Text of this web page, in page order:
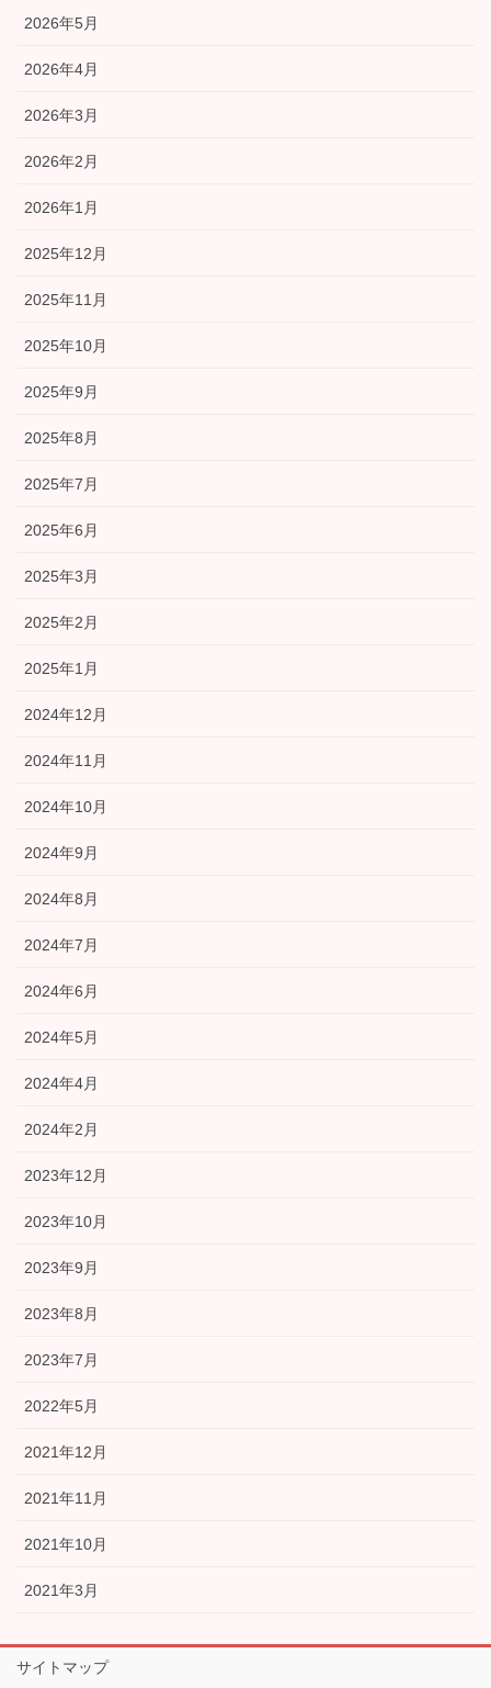
2026年5月
2026年4月
2026年3月
2026年2月
2026年1月
2025年12月
2025年11月
2025年10月
2025年9月
2025年8月
2025年7月
2025年6月
2025年3月
2025年2月
2025年1月
2024年12月
2024年11月
2024年10月
2024年9月
2024年8月
2024年7月
2024年6月
2024年5月
2024年4月
2024年2月
2023年12月
2023年10月
2023年9月
2023年8月
2023年7月
2022年5月
2021年12月
2021年11月
2021年10月
2021年3月
サイトマップ